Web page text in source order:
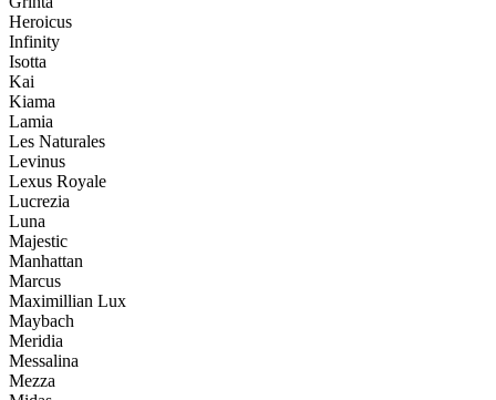
Heroicus
Infinity
Isotta
Kai
Kiama
Lamia
Les Naturales
Levinus
Lexus Royale
Lucrezia
Luna
Majestic
Manhattan
Marcus
Maximillian Lux
Maybach
Meridia
Messalina
Mezza